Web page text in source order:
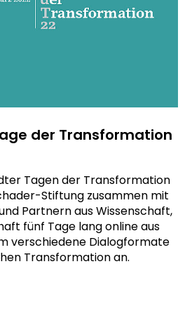
der Transformation
Tagen der Transformation
Stiftung zusammen mit
Partnern aus Wissenschaft,
fünf Tage lang online aus
verschiedene Dialogformate
Transformation an.